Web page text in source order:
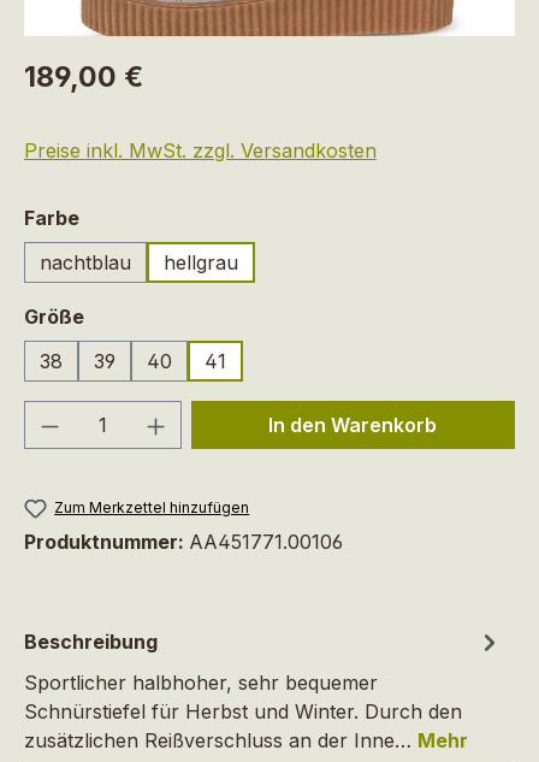
Regulärer Preis:
189,00 €
Preise inkl. MwSt. zzgl. Versandkosten
Farbeauswählen
nachtblau
hellgrau
Größeauswählen
38
39 40 41
Produkt Anzahl: Gib denIn den Warenkorb
Zum Merkzettel hinzufügen
Produktnummer: AA451771.00106
Beschreibung
Sportlicher halbhoher, sehr bequemer
Schnürstiefel für Herbst und Winter. Durch den
zusätzlichen Reißverschluss an der Inne… Mehr